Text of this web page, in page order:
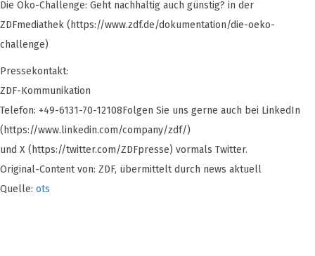
Die Öko-Challenge: Geht nachhaltig auch günstig? in der
ZDFmediathek (https://www.zdf.de/dokumentation/die-oeko-
challenge)
Pressekontakt:
ZDF-Kommunikation
Telefon: +49-6131-70-12108Folgen Sie uns gerne auch bei LinkedIn
(https://www.linkedin.com/company/zdf/)
und X (https://twitter.com/ZDFpresse) vormals Twitter.
Original-Content von: ZDF, übermittelt durch news aktuell
Quelle: ots